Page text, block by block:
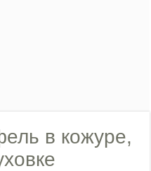
в кожуре,